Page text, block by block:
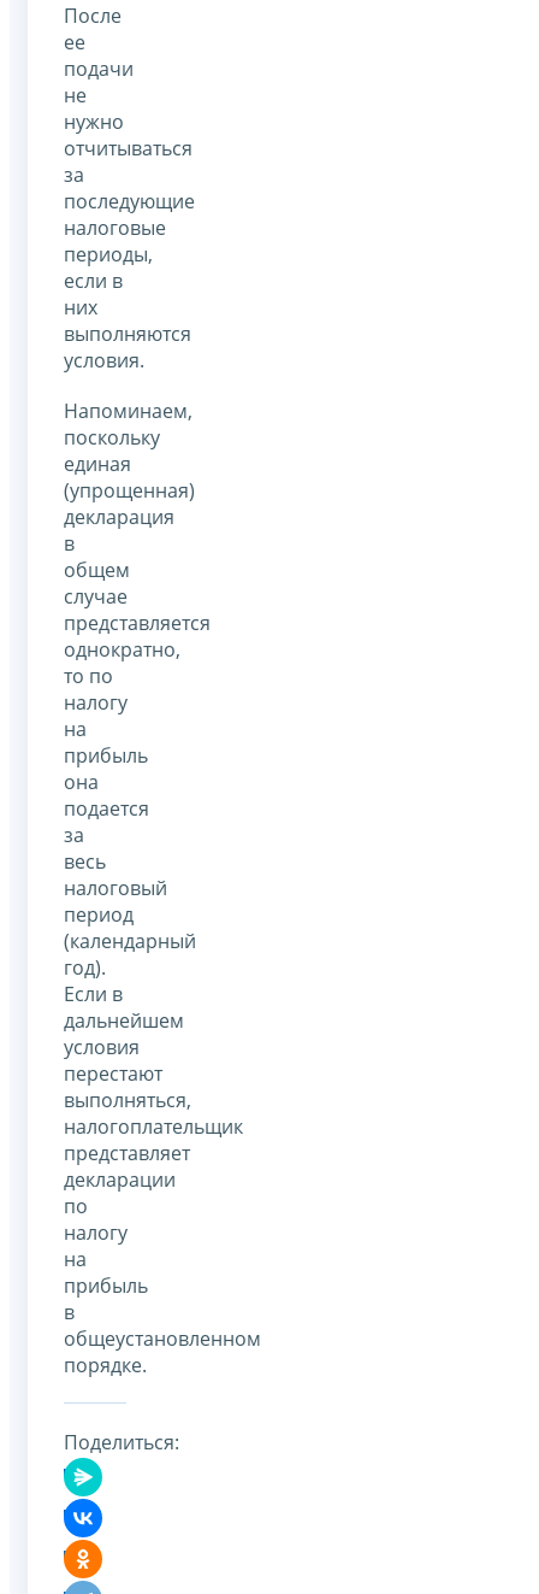
После
ее
подачи
не
нужно
отчитываться
за
последующие
налоговые
периоды,
если в
них
выполняются
условия.
Напоминаем,
поскольку
единая
(упрощенная)
декларация
в
общем
случае
представляется
однократно,
то по
налогу
на
прибыль
она
подается
за
весь
налоговый
период
(календарный
год).
Если в
дальнейшем
условия
перестают
выполняться,
налогоплательщик
представляет
декларации
по
налогу
на
прибыль
в
общеустановленном
порядке.
Поделиться: